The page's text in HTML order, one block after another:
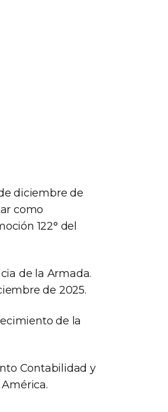
diciembre de
como
122° del
de la Armada.
de 2025.
de la
Contabilidad y